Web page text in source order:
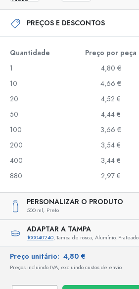
PREÇOS E DESCONTOS
Quantidade Preço por peça
1
4,80 €
10
4,66 €
20
4,52 €
50
4,44 €
100
3,66 €
200
3,54 €
400
3,44 €
880
2,97 €
PERSONALIZAR O PRODUTO
500 ml, Preto
ADAPTAR A TAMPA
100040240, Tampa de rosca, Alumínio, Prateado
Preço unitário: 4,80 €
Preços incluindo IVA, excluindo custos de envio